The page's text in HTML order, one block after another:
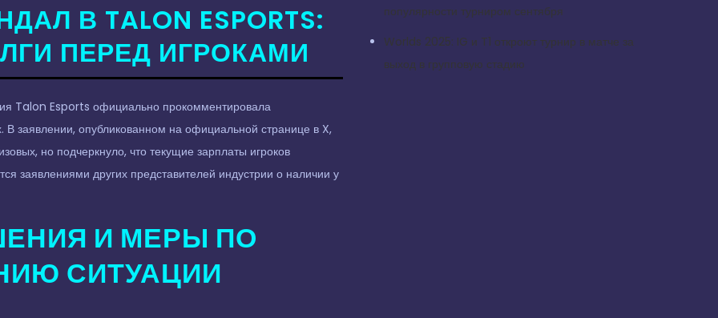
В TALON ESPORTS:
ПЕРЕД ИГРОКАМИ
Talon Esports официально прокомментировала
заявлении, опубликованном на официальной странице в X,
но подчеркнуло, что текущие зарплаты игроков
заявлениями других представителей индустрии о наличии у
И МЕРЫ ПО
СИТУАЦИИ
популярности турниром сентября
Worlds 2025: IG и T1 откроют турнир в матче за
выход в групповую стадию